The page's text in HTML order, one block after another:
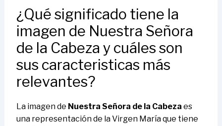
¿Qué significado tiene la
imagen de Nuestra Señora
de la Cabeza y cuáles son
sus caracteristicas más
relevantes?
La imagen de Nuestra Señora de la Cabeza es
una representación de la Virgen María que tiene